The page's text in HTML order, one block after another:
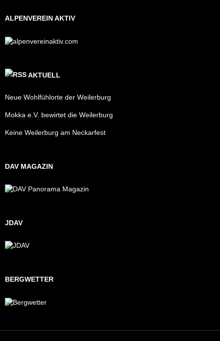
ALPENVEREIN AKTIV
AKTUELL
Neue Wohlfühlorte der Weilerburg
Mokka e.V. bewirtet die Weilerburg
Keine Weilerburg am Neckarfest
DAV MAGAZIN
JDAV
BERGWETTER